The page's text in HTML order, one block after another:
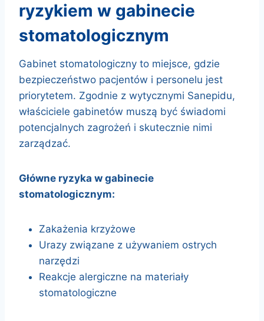
ryzykiem w gabinecie
stomatologicznym
Gabinet stomatologiczny to miejsce, gdzie
bezpieczeństwo pacjentów i personelu jest
priorytetem. Zgodnie z wytycznymi Sanepidu,
właściciele gabinetów muszą być świadomi
potencjalnych zagrożeń i skutecznie nimi
zarządzać.
Główne ryzyka w gabinecie
stomatologicznym:
Zakażenia krzyżowe
Urazy związane z używaniem ostrych
narzędzi
Reakcje alergiczne na materiały
stomatologiczne